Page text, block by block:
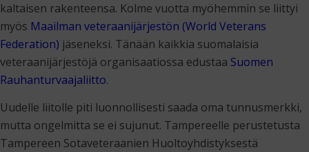
kaltaisen rakenteensa. Kolme vuotta myöhemmin se liittyi
myös Maailman veteraanijärjestön (World Veterans
Federation) jäseneksi. Tänään kaikkia suomalaisia
veteraanijärjestöjä organisaatiossa edustaa Suomen
Rauhanturvaajaliitto.
Uudelle liitolle piti luonnollisesti saada oma tunnusmerkki,
mutta ongelmitta se ei sujunut. Tampereelle perustetusta
Tampereen Sotaveteraanien Huoltoyhdistyksestä